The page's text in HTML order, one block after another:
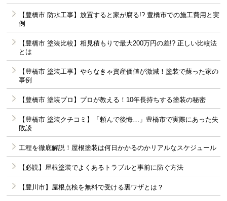
【豊橋市 防水工事】放置すると家が腐る!? 豊橋市での施工費用と実
例
【豊橋市 塗装比較】相見積もりで最大200万円の差!? 正しい比較法
とは
【豊橋市 塗装工事】やらなきゃ資産価値が激減！塗装で蘇った家の
事例
【豊橋市 塗装プロ】プロが教える！10年長持ちする塗装の秘密
【豊橋市 塗装クチコミ】「頼んで後悔…」豊橋市で実際にあった失
敗談
工程を徹底解説！屋根塗装は何日かかるのかリアルなスケジュール
【必読】屋根塗装でよくあるトラブルと事前に防ぐ方法
【豊川市】屋根点検を無料で受ける裏ワザとは？